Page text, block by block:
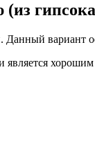
вариант